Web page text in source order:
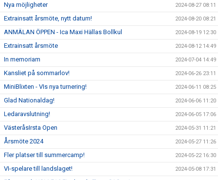
Nya möjligheter 2024-08-27 08:11
Extrainsatt årsmöte, nytt datum! 2024-08-20 08:21
ANMÄLAN ÖPPEN - Ica Maxi Hällas Bollkul 2024-08-19 12:30
Extrainsatt årsmöte 2024-08-12 14:49
In memoriam 2024-07-04 14:49
Kansliet på sommarlov! 2024-06-26 23:11
MiniBlixten - VIs nya turnering! 2024-06-11 08:25
Glad Nationaldag! 2024-06-06 11:20
Ledaravslutning! 2024-06-05 17:06
VästeråsIrsta Open 2024-05-31 11:21
Årsmöte 2024 2024-05-27 11:26
Fler platser till summercamp! 2024-05-22 16:30
VI-spelare till landslaget! 2024-05-08 17:31